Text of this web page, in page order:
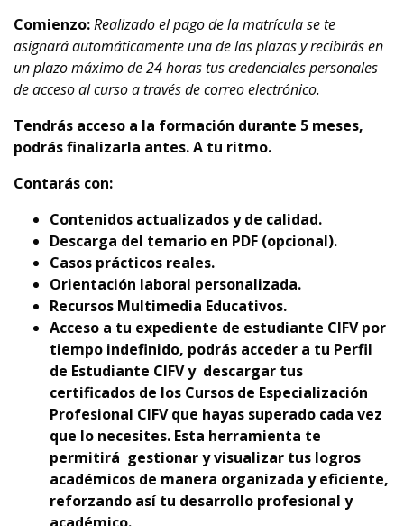
Comienzo:Realizado el pago de la matrícula se te
asignará automáticamente una de las plazas y recibirás en
un plazo máximo de 24 horas tus credenciales personales
de acceso al curso a través de correo electrónico.
Tendrás acceso a la formación durante 5 meses,
podrás finalizarla antes. A tu ritmo.
Contarás con:
Contenidos actualizados y de calidad.
Descarga del temario en PDF (opcional).
Casos prácticos reales.
Orientación laboral personalizada.
Recursos Multimedia Educativos.
Acceso a tu expediente de estudiante CIFV por
tiempo indefinido, podrás acceder a tu Perfil
de Estudiante CIFV y descargar tus
certificados de los Cursos de Especialización
Profesional CIFV que hayas superado cada vez
que lo necesites. Esta herramienta te
permitirá gestionar y visualizar tus logros
académicos de manera organizada y eficiente,
reforzando así tu desarrollo profesional y